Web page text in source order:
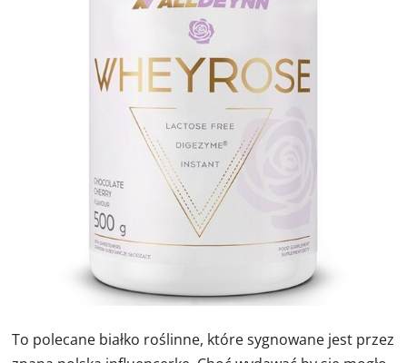
To polecane białko roślinne, które sygnowane jest przez